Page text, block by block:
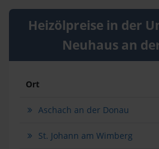
Heizölpreise in der
Neuhaus an
Ort
Aschach an der Donau
St. Johann am Wimberg